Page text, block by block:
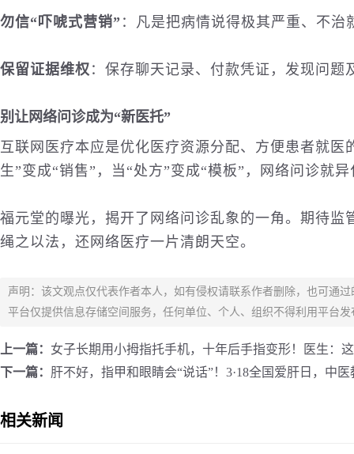
勿信“吓唬式营销” ：凡是把病情说得极其严重、不治
保留证据维权 ：保存聊天记录、付款凭证，发现问题
别让网络问诊成为“新医托”
互联网 医疗本应是优化医疗资源分配、方便患者就医
生”变成“销售”，当“处方”变成“模板”，网络问诊就
福元堂的曝光，揭开了网络问诊乱象的一角。期待
绳之以法，还网络医疗一片清朗天空。
声明：该文观点仅代表作者本人，如有侵权请联系作者删除，也可通
平台仅提供信息存储空间服务，任何单位、个人、组织不得利用平台
上一篇： 女子长期用小拇指托手机，十年后手指变形！医生：
下一篇： 肝不好，指甲和眼睛会“说话”！3·18全国爱肝日，中
相关新闻